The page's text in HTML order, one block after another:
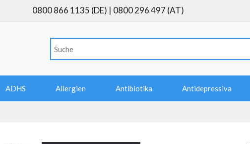
0800 866 1135 (DE) | 0800 296 497 (AT)
ADHS Allergien Antibiotika Antidepressiva